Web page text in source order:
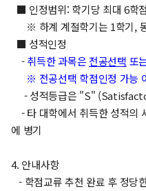
■ 인정범위: 학기당 최대 6학점
※ 하계 계절학기는 1학기,
■ 성적인정
-취득한 과목은 전공선택 또
※ 전공선택 학점인정 가능
- 성적등급은 "S"
- 타 대학에서 취득한 성적의
에 병기
4. 안내사항
- 학점교류 추천 완료 후 정당